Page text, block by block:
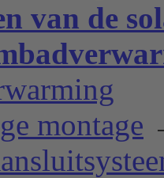
van de
montage